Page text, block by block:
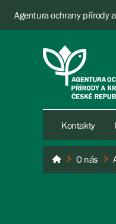
Agentura ochrany přírody
Kontakty
AOPK ČR
O nás